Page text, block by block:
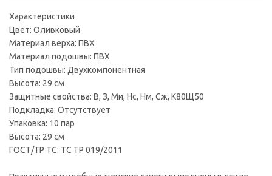
Характеристики
Цвет: Оливковый
Материал верха: ПВХ
Материал подошвы: ПВХ
Тип подошвы: Двухкомпонентная
Высота: 29 см
Защитные свойства: В, З, Ми, Нс, Нм, Сж, К80Щ50
Подкладка: Отсутствует
Упаковка: 10 пар
Высота: 29 см
ГОСТ/ТР ТС: ТС ТР 019/2011